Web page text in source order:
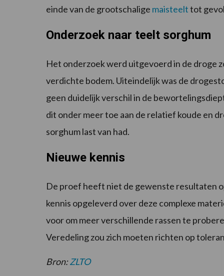
einde van de grootschalige maisteelttot
Onderzoek naar teelt sorghum
Het onderzoek werd uitgevoerd in de droge
verdichte bodem. Uiteindelijk was de
geen duidelijk verschil in de
dit onder meer toe aan de relatief koude en
sorghum last van had.
Nieuwe kennis
De proef heeft niet de gewenste resultaten
kennis opgeleverd over deze complexe
voor om meer verschillende rassen te
Veredeling zou zich moeten richten op
Bron:ZLTO